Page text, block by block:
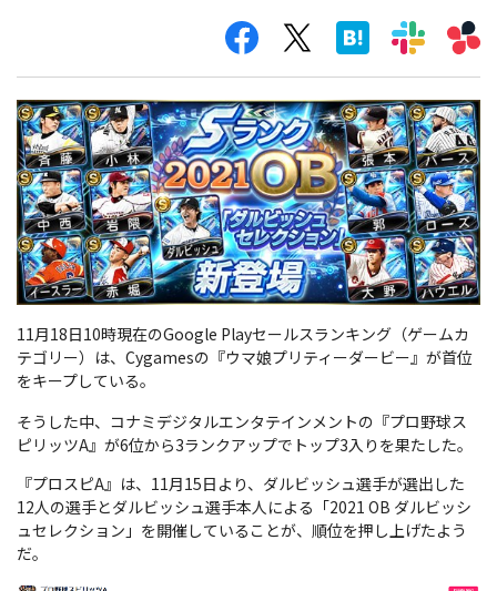
11月18日10時現在のGoogle Playセールスランキング（ゲームカ
テゴリー）は、Cygamesの『ウマ娘プリティーダービー』が首位
をキープしている。
そうした中、コナミデジタルエンタテインメントの『プロ野球ス
ピリッツA』が6位から3ランクアップでトップ3入りを果たした。
『プロスピA』は、11月15日より、ダルビッシュ選手が選出した
12人の選手とダルビッシュ選手本人による「2021 OB ダルビッシ
ュセレクション」を開催していることが、順位を押し上げたよう
だ。